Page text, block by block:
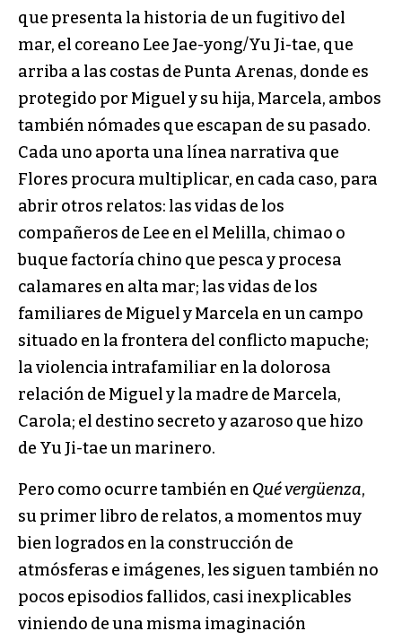
que presenta la historia de un fugitivo del
mar, el coreano Lee Jae-yong/Yu Ji-tae, que
arriba a las costas de Punta Arenas, donde es
protegido por Miguel y su hija, Marcela, ambos
también nómades que escapan de su pasado.
Cada uno aporta una línea narrativa que
Flores procura multiplicar, en cada caso, para
abrir otros relatos: las vidas de los
compañeros de Lee en el Melilla, chimao o
buque factoría chino que pesca y procesa
calamares en alta mar; las vidas de los
familiares de Miguel y Marcela en un campo
situado en la frontera del conflicto mapuche;
la violencia intrafamiliar en la dolorosa
relación de Miguel y la madre de Marcela,
Carola; el destino secreto y azaroso que hizo
de Yu Ji-tae un marinero.
Pero como ocurre también en Qué vergüenza,
su primer libro de relatos, a momentos muy
bien logrados en la construcción de
atmósferas e imágenes, les siguen también no
pocos episodios fallidos, casi inexplicables
viniendo de una misma imaginación